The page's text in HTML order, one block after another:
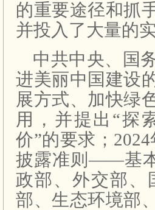
的重要途径和抓
并投入了大量的实
中共中央、国
进美丽中国建设
展方式、加快绿
用，并提出“探
价”的要求；
披露准则——基
政部、外交部、
部、生态环境部